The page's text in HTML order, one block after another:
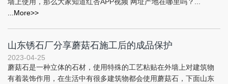
...More>>
山东锈石厂分享蘑菇石施工后的成品保护
2023-04-25
蘑菇石是一种立体的石材，使用特殊的工艺粘贴在外墙上对建筑物
有着装饰作用，在生活中有很多建筑物都会使用蘑菇石，下面山东